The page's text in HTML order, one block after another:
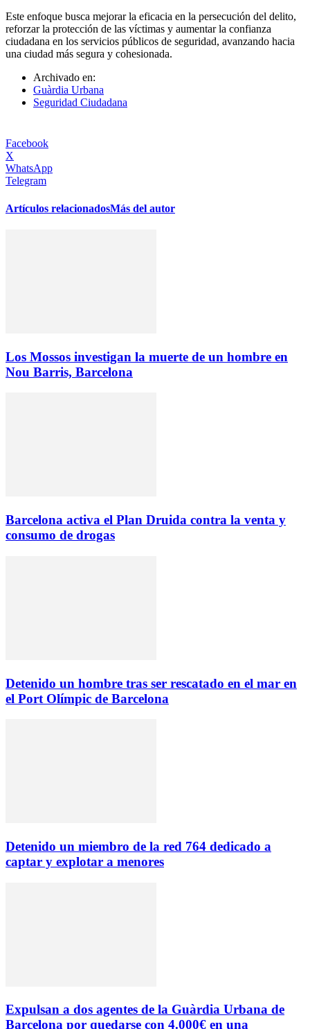
Este enfoque busca mejorar la eficacia en la persecución del delito,
reforzar la protección de las víctimas y aumentar la confianza
ciudadana en los servicios públicos de seguridad, avanzando hacia
una ciudad más segura y cohesionada.
Archivado en:
Guàrdia Urbana
Seguridad Ciudadana
Facebook
X
WhatsApp
Telegram
Artículos relacionadosMás del autor
Los Mossos investigan la muerte de un hombre en
Nou Barris, Barcelona
Barcelona activa el Plan Druida contra la venta y
consumo de drogas
Detenido un hombre tras ser rescatado en el mar en
el Port Olímpic de Barcelona
Detenido un miembro de la red 764 dedicado a
captar y explotar a menores
Expulsan a dos agentes de la Guàrdia Urbana de
Barcelona por quedarse con 4.000€ en una